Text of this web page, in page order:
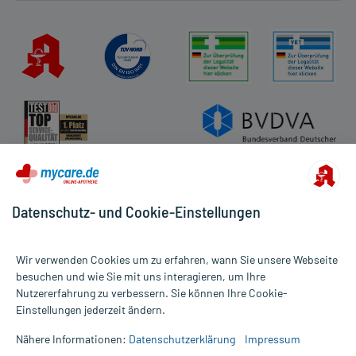
Impressum
Datenschutz
Cookie-Einstellungen
Rückgabe/Widerruf
Alle Preise gelten inkl. MwSt., ggf. zzgl. Versandkosten
Informationen auf dieser Website werden ausschließlich für
die Untersuchung und Behandlung durch einen Arzt. Bitte
Datenschutz- und Cookie-Einstellungen
Wir verwenden Cookies um zu erfahren, wann Sie unsere Webseite
besuchen und wie Sie mit uns interagieren, um Ihre
Nutzererfahrung zu verbessern. Sie können Ihre Cookie-
Einstellungen jederzeit ändern.
Nähere Informationen: Datenschutzerklärung Impressum